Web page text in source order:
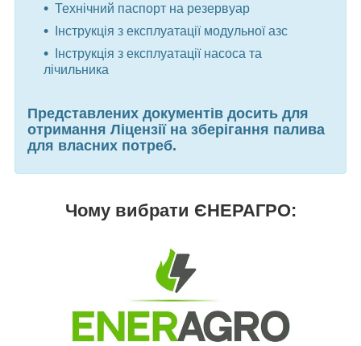
Технічний паспорт на резервуар
Інструкція з експлуатації модульної азс
Інструкція з експлуатації насоса та
лічильника
Представлених документів досить для
отримання Ліцензії на зберігання палива
для власних потреб.
Чому вибрати ЄНЕРАГРО: